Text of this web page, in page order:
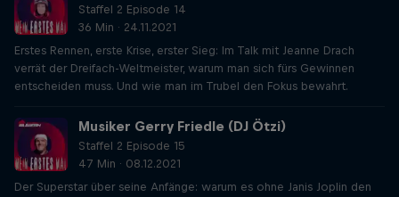
Staffel 2 Episode 14
36 Min · 24.11.2021
Erstes Rennen, erste Krise, erster Sieg: Im Talk mit Jeanne Drach
verrät der Dreifach-Weltmeister, warum man sich fürs Gewinnen
entscheiden muss. Und wie man im Trubel den Fokus bewahrt.
Musiker Gerry Friedle (DJ Ötzi)
Staffel 2 Episode 15
47 Min · 08.12.2021
Der Superstar über seine Anfänge: warum es ohne Janis Joplin den